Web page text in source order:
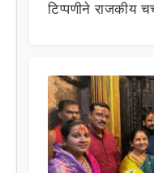
टिप्पणीने राजकीय